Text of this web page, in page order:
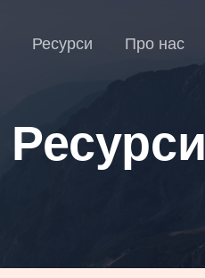
Ресурси Про нас
Ресурси